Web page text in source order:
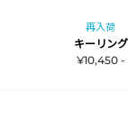
再入荷
キーリング
¥10,450 -